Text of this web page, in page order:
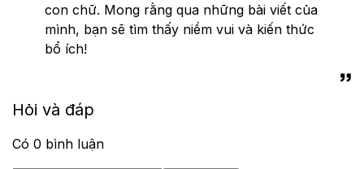
con chữ. Mong rằng qua những bài viết của
mình, bạn sẽ tìm thấy niềm vui và kiến thức
bổ ích!
Hỏi và đáp
Có 0 bình luận